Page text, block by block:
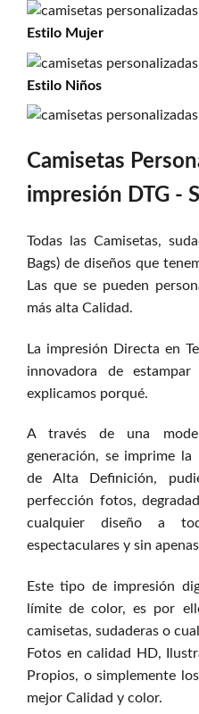
Estilo Mujer
Estilo Niños
Camisetas
impresión DTG -
Todas las Camisetas,
Bags) de diseños que
Las que se pueden
más alta Calidad.
La impresión Directa en
innovadora de
explicamos porqué.
A través de una
generación, se imprime la
de Alta Definición,
perfección fotos,
cualquier diseño a
espectaculares y sin
Este tipo de impresión
límite de color, es por
camisetas, sudaderas o
Fotos en calidad HD,
Propios, o simplemente
mejor Calidad y color.